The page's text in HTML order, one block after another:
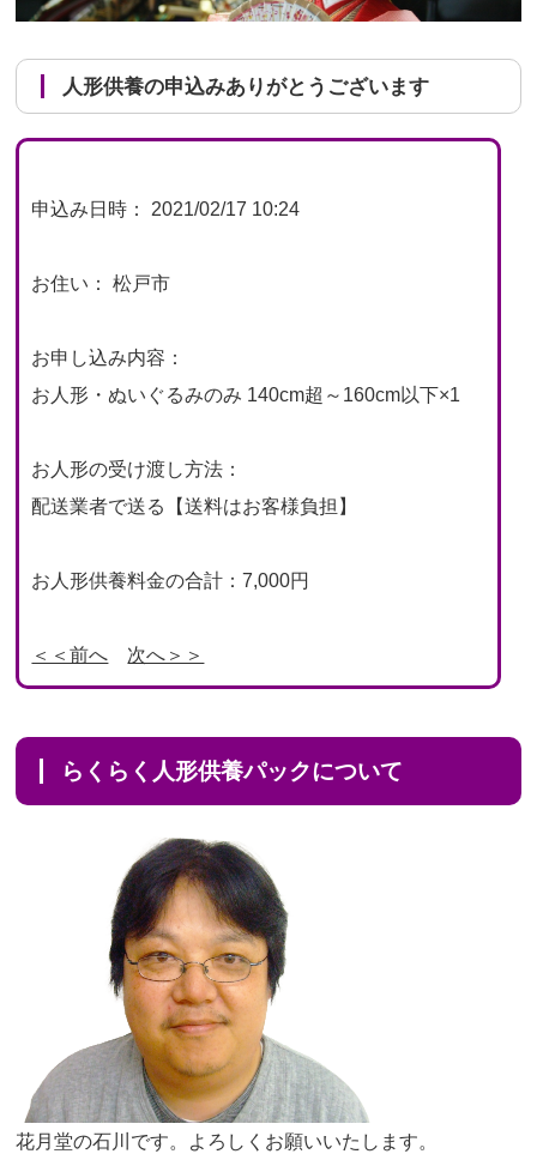
人形供養の申込みありがとうございます
申込み日時： 2021/02/17 10:24
お住い： 松戸市
お申し込み内容：
お人形・ぬいぐるみのみ 140cm超～160cm以下×1
お人形の受け渡し方法：
配送業者で送る【送料はお客様負担】
お人形供養料金の合計：7,000円
＜＜前へ 次へ＞＞
らくらく人形供養パックについて
花月堂の石川です。よろしくお願いいたします。